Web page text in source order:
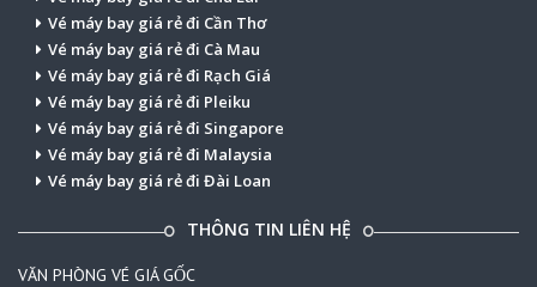
Vé máy bay giá rẻ đi Cần Thơ
Vé máy bay giá rẻ đi Cà Mau
Vé máy bay giá rẻ đi Rạch Giá
Vé máy bay giá rẻ đi Pleiku
Vé máy bay giá rẻ đi Singapore
Vé máy bay giá rẻ đi Malaysia
Vé máy bay giá rẻ đi Đài Loan
THÔNG TIN LIÊN HỆ
VĂN PHÒNG VÉ GIÁ GỐC